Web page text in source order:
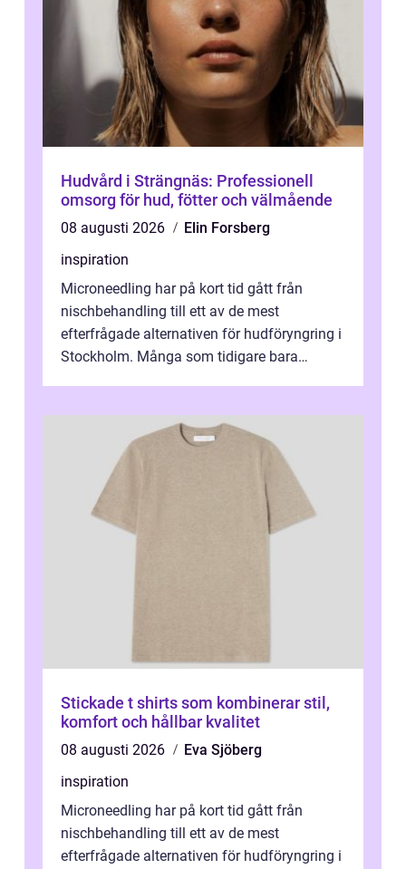
Hudvård i Strängnäs: Professionell
omsorg för hud, fötter och välmående
08 augusti 2026
Elin Forsberg
inspiration
Microneedling har på kort tid gått från
nischbehandling till ett av de mest
efterfrågade alternativen för hudföryngring i
Stockholm. Många som tidigare bara
Stickade t shirts som kombinerar stil,
komfort och hållbar kvalitet
08 augusti 2026
Eva Sjöberg
inspiration
Microneedling har på kort tid gått från
nischbehandling till ett av de mest
efterfrågade alternativen för hudföryngring i